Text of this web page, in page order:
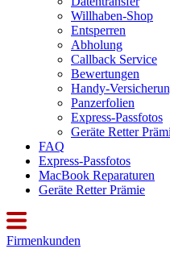
Willhaben-Shop
Entsperren
Abholung
Callback Service
Bewertungen
Handy-
Panzerfolien
Express-Passfotos
Geräte Retter
FAQ
Express-Passfotos
MacBook Reparaturen
Geräte Retter Prämie
Firmenkunden